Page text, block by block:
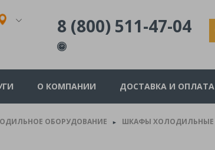
8 (800) 511-47-04
О КОМПАНИИ ДОСТАВКА И ОПЛАТА
ОБОРУДОВАНИЕ ► ШКАФЫ ХОЛОДИЛЬНЫЕ